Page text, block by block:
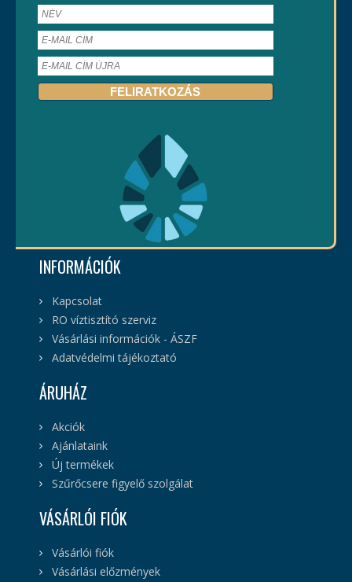
INFORMÁCIÓK
Kapcsolat
RO víztisztító szerviz
Vásárlási információk - ÁSZF
Adatvédelmi tájékoztató
ÁRUHÁZ
Akciók
Ajánlataink
Új termékek
Szűrőcsere figyelő szolgálat
VÁSÁRLÓI FIÓK
Vásárlói fiók
Vásárlási előzmények